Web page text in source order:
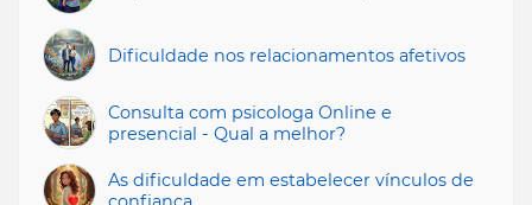
Dificuldade nos relacionamentos afetivos
Consulta com psicologa Online e
presencial - Qual a melhor?
As dificuldade em estabelecer vínculos de